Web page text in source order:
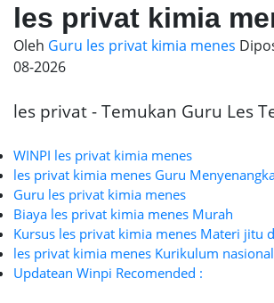
les privat kimia
Oleh Guru les privat kimia menes
08-2026
les privat - Temukan Guru Les
WINPI les privat kimia menes
les privat kimia menes Guru
Guru les privat kimia menes
Biaya les privat kimia menes Murah
Kursus les privat kimia menes Materi jitu
les privat kimia menes Kurikulum
Updatean Winpi Recomended :